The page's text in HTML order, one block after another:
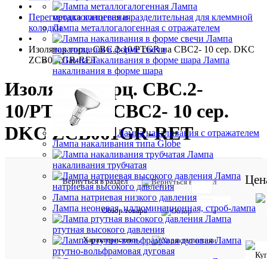
Лампа
металлогалогенная
Лампа металлогалогенная с отражателем
Лампа
накаливания в форме свечи
Лампа
накаливания в форме шара
Лампа накаливания с отражателем
Лампа накаливания типа Globe
Лампа
накаливания трубчатая
Лампа
натриевая высокого давления
Лампа натриевая низкого давления
Лампа неоновая, иллюминационная, строб-лампа
Лампа
ртутная высокого давления
Лампа
ртутно-вольфрамовая дуговая
•
Перегородка концевая и разделительная для клеммной
колодки
•
Изолятор торц. CBC.2-10/PTGR на СВС2- 10 сер. DKC
ZCB061GR-RET
Изолятор торц. CBC.2-
10/PTGR на СВС2- 10 сер.
DKC ZCB061GR-RET
Вернуться в раздел
Обзор товара
Характеристики